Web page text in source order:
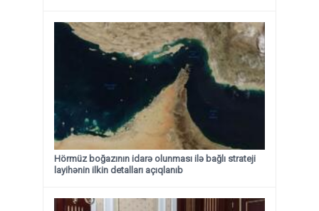
Hörmüz boğazının idarə olunması ilə bağlı strateji
layihənin ilkin detalları açıqlanıb